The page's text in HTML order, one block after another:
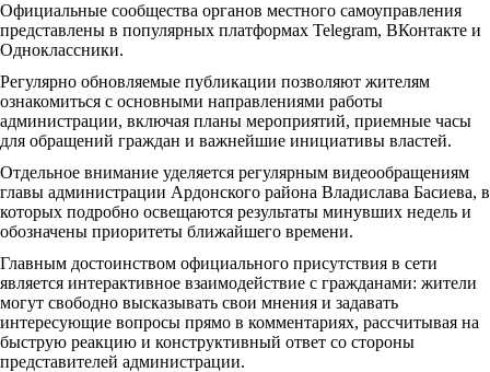
Официальные сообщества органов местного самоуправления
представлены в популярных платформах Telegram, ВКонтакте и
Одноклассники.
Регулярно обновляемые публикации позволяют жителям
ознакомиться с основными направлениями работы
администрации, включая планы мероприятий, приемные часы
для обращений граждан и важнейшие инициативы властей.
Отдельное внимание уделяется регулярным видеообращениям
главы администрации Ардонского района Владислава Басиева, в
которых подробно освещаются результаты минувших недель и
обозначены приоритеты ближайшего времени.
Главным достоинством официального присутствия в сети
является интерактивное взаимодействие с гражданами: жители
могут свободно высказывать свои мнения и задавать
интересующие вопросы прямо в комментариях, рассчитывая на
быструю реакцию и конструктивный ответ со стороны
представителей администрации.